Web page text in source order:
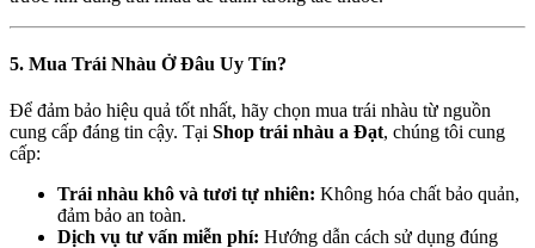
5. Mua Trái Nhàu Ở Đâu Uy Tín?
Để đảm bảo hiệu quả tốt nhất, hãy chọn mua trái nhàu từ nguồn
cung cấp đáng tin cậy. Tại Shop trái nhàu a Đạt, chúng tôi cung
cấp:
Trái nhàu khô và tươi tự nhiên: Không hóa chất bảo quản,
đảm bảo an toàn.
Dịch vụ tư vấn miễn phí: Hướng dẫn cách sử dụng đúng